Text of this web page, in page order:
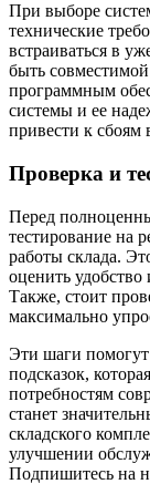
При выборе
технические
встраиваться в
быть
программным
системы и ее
привести к сбоям
Проверка и
Перед
тестирование на
работы склада.
оценить
Также, стоит
максимально
Эти шаги
подсказок,
потребностям
станет
складского
улучшении
Подпишитесь на